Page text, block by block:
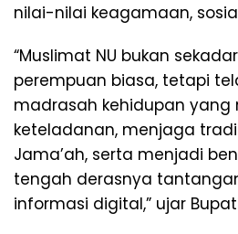
nilai-nilai keagamaan,
“Muslimat NU bukan
perempuan biasa, tetapi
madrasah kehidupan yang
keteladanan, menjaga
Jama’ah, serta menjadi
tengah derasnya
informasi digital,” ujar